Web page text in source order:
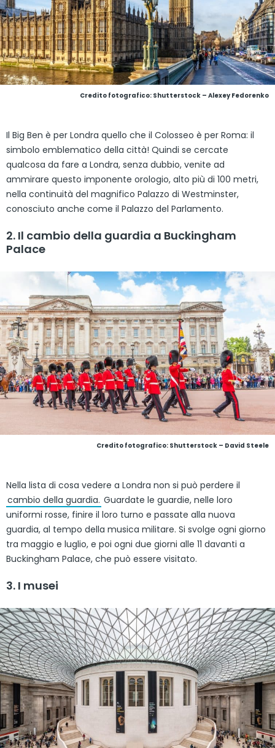
Credito fotografico: Shutterstock – Alexey Fedorenko
Il Big Ben è per Londra quello che il Colosseo è per Roma: il
simbolo emblematico della città! Quindi se cercate
qualcosa da fare a Londra, senza dubbio, venite ad
ammirare questo imponente orologio, alto più di 100 metri,
nella continuità del magnifico Palazzo di Westminster,
conosciuto anche come il Palazzo del Parlamento.
2. Il cambio della guardia a Buckingham
Palace
Credito fotografico: Shutterstock – David Steele
Nella lista di cosa vedere a Londra non si può perdere il
cambio della guardia. Guardate le guardie, nelle loro
uniformi rosse, finire il loro turno e passate alla nuova
guardia, al tempo della musica militare. Si svolge ogni giorno
tra maggio e luglio, e poi ogni due giorni alle 11 davanti a
Buckingham Palace, che può essere visitato.
3. I musei